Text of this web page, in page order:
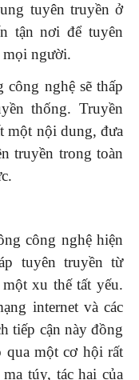
tuyên truyền ở
tận nơi để tuyên
mọi người.
nghệ sẽ thấp
thống. Truyền
một nội dung, đưa
truyền trong toàn
công nghệ hiện
tuyên truyền từ
xu thế tất yếu.
internet và các
tiếp cận này đồng
qua một cơ hội rất
túy, tác hại của